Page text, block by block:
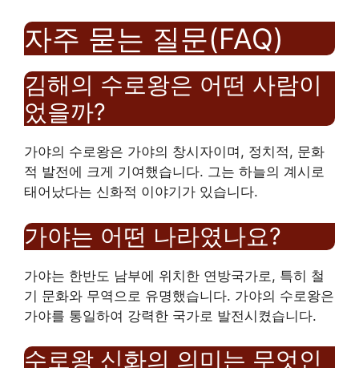
자주 묻는 질문(FAQ)
김해의 수로왕은 어떤 사람이
었을까?
가야의 수로왕은 가야의 창시자이며, 정치적, 문화
적 발전에 크게 기여했습니다. 그는 하늘의 계시로
태어났다는 신화적 이야기가 있습니다.
가야는 어떤 나라였나요?
가야는 한반도 남부에 위치한 연방국가로, 특히 철
기 문화와 무역으로 유명했습니다. 가야의 수로왕은
가야를 통일하여 강력한 국가로 발전시켰습니다.
수로왕 신화의 의미는 무엇인